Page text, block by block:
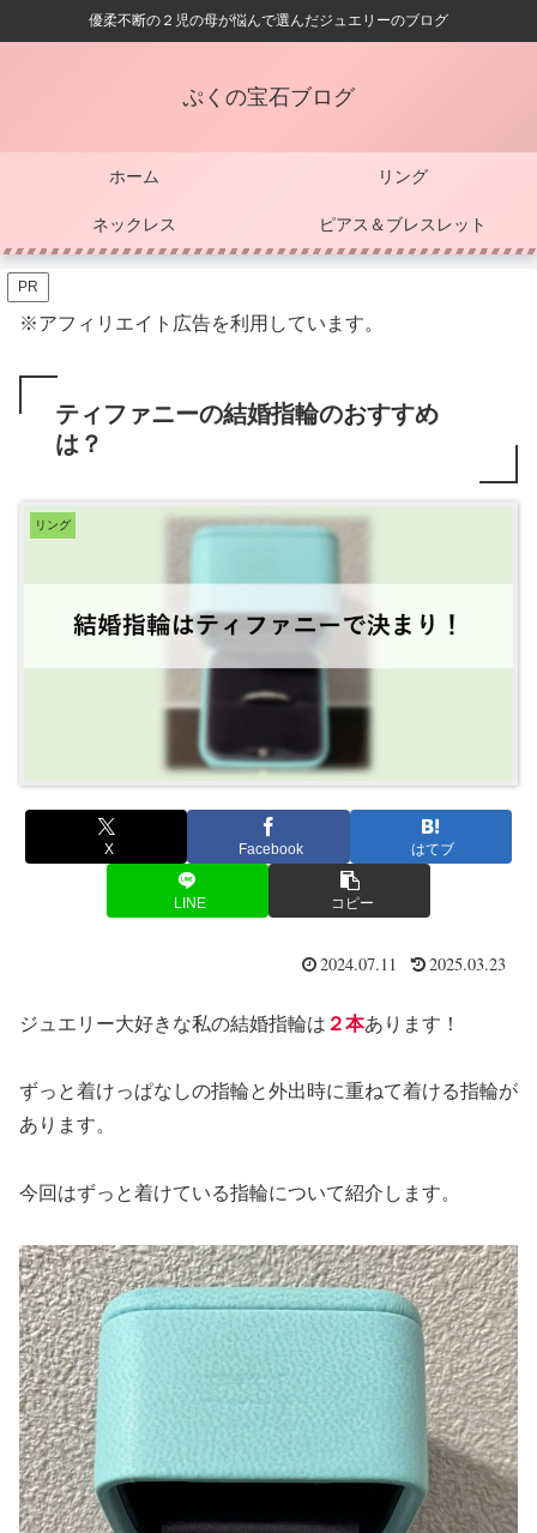
優柔不断の２児の母が悩んで選んだジュエリーのブログ
ぷくの宝石ブログ
ホーム リング
ネックレス ピアス＆ブレスレット
PR
※アフィリエイト広告を利用しています。
ティファニーの結婚指輪のおすすめ
は？
リング
X Facebook はてブ
LINE コピー
2024.07.11 2025.03.23
ジュエリー大好きな私の結婚指輪は ２本あります！
ずっと着けっぱなしの指輪と外出時に重ねて着ける指輪が
あります。
今回はずっと着けている指輪について紹介します。